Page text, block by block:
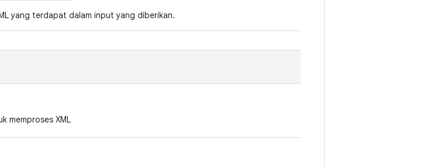
yang terdapat dalam input yang diberikan.
memproses XML